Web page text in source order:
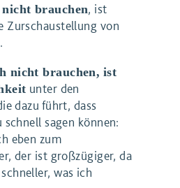
brauchen, ist
Zurschaustellung von
nicht brauchen, ist
unter den
dazu führt, dass
schnell sagen können:
eben zum
der ist großzügiger, da
was ich